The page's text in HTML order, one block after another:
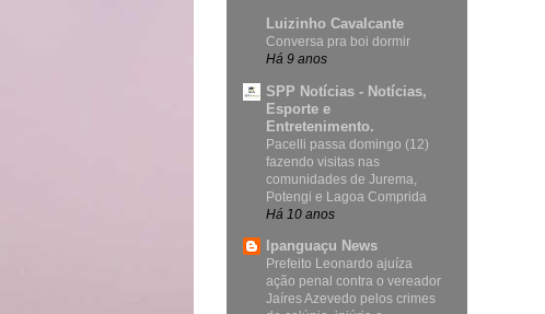
Luizinho Cavalcante
Conversa pra boi dormir
Há 9 anos
SPP Notícias - Notícias,
Esporte e
Entretenimento.
Pacelli passa domingo (12)
fazendo visitas nas
comunidades de Jurema,
Potengi e Lagoa Comprida
Há 10 anos
Ipanguaçu News
Prefeito Leonardo ajuíza
ação penal contra o vereador
Jaíres Azevedo pelos crimes